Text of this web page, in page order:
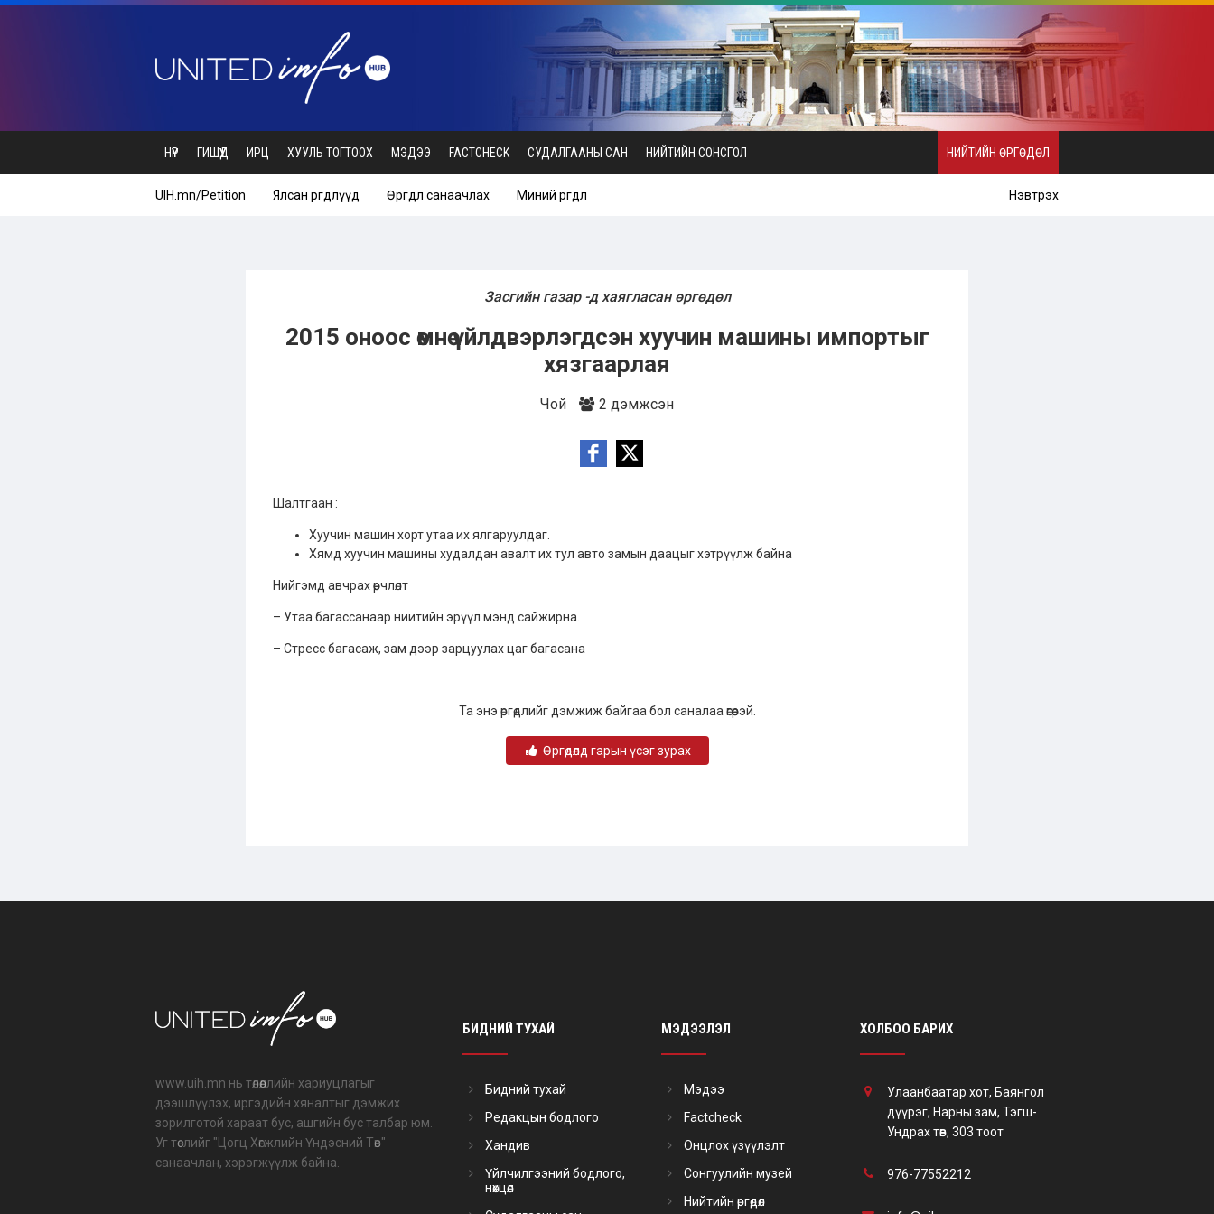
НҮҮР ГИШҮҮД ИРЦ ХУУЛЬ ТОГТООХ МЭДЭЭ FACTCHECK СУДАЛГААНЫ САН НИЙТИЙН СОНСГОЛ НИЙТИЙН ӨРГӨДӨЛ
UIH.mn/Petition Ялсан өргөдлүүд Өргөдөл санаачлах Миний өргөдөл Нэвтрэх
Засгийн газар -д хаягласан өргөдөл
2015 оноос өмнө үйлдвэрлэгдсэн хуучин машины импортыг
хязгаарлая
Чой 2 дэмжсэн
Шалтгаан :
Хуучин машин хорт утаа их ялгаруулдаг.
Хямд хуучин машины худалдан авалт их тул авто замын даацыг хэтрүүлж байна
Нийгэмд авчрах өөрчлөлт
– Утаа багассанаар ниитийн эрүүл мэнд сайжирна.
– Стресс багасаж, зам дээр зарцуулах цаг багасана
Та энэ өргөдлийг дэмжиж байгаа бол саналаа өгөөрэй.
Өргөдөлд гарын үсэг зурах
www.uih.mn нь төлөөллийн хариуцлагыг
дээшлүүлэх, иргэдийн хяналтыг дэмжих
зорилготой хараат бус, ашгийн бус талбар юм.
Уг төслийг "Цогц Хөгжлийн Үндэсний Төв"
санаачлан, хэрэгжүүлж байна.
БИДНИЙ ТУХАЙ
Бидний тухай
Редакцын бодлого
Хандив
Үйлчилгээний бодлого,
нөхцөл
МЭДЭЭЛЭЛ
Мэдээ
Factcheck
Онцлох үзүүлэлт
Сонгуулийн музей
Нийтийн өргөдөл
ХОЛБОО БАРИХ
Улаанбаатар хот, Баянгол
дүүрэг, Нарны зам, Тэгш-
Ундрах төв, 303 тоот
976-77552212